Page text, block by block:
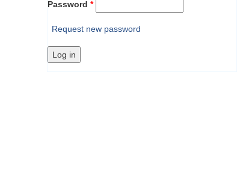
Password *
Request new password